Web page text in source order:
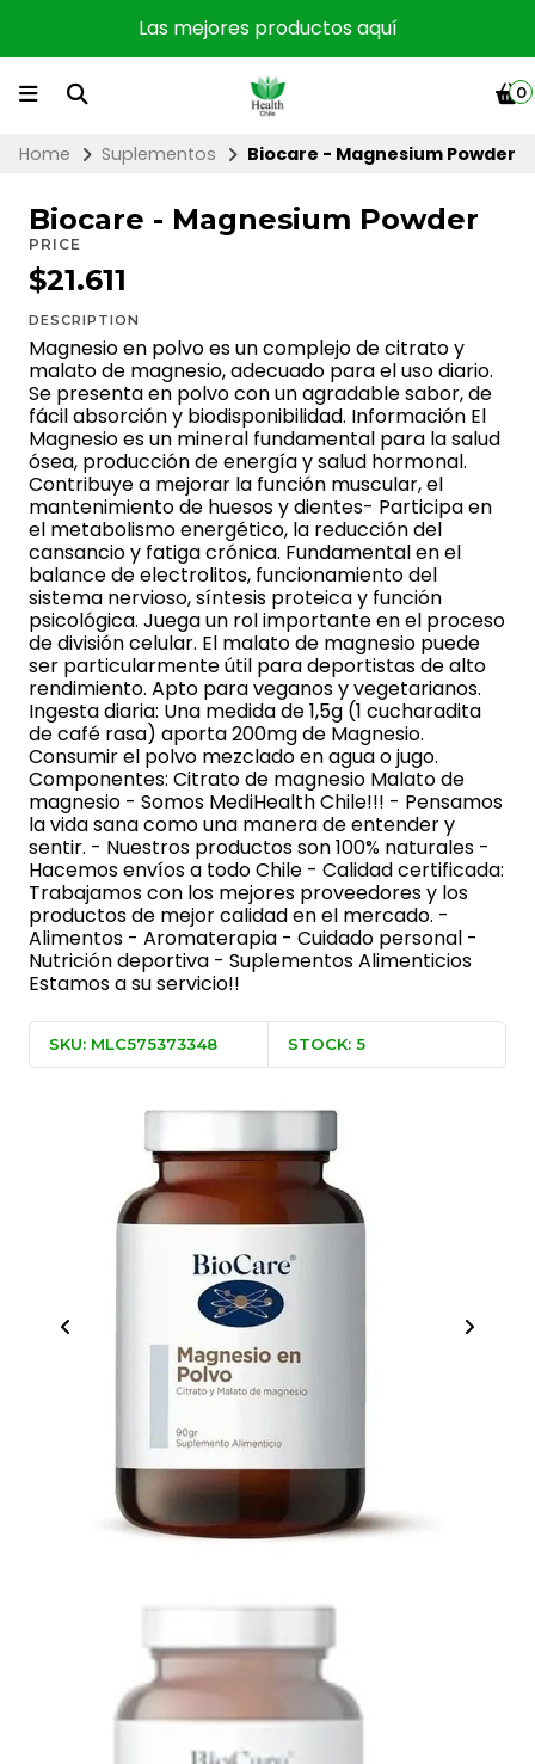
Las mejores productos aquí
0
Home Suplementos Biocare - Magnesium Powder
Biocare - Magnesium Powder
PRICE
$21.611
DESCRIPTION
Magnesio en polvo es un complejo de citrato y
malato de magnesio, adecuado para el uso diario.
Se presenta en polvo con un agradable sabor, de
fácil absorción y biodisponibilidad. Información El
Magnesio es un mineral fundamental para la salud
ósea, producción de energía y salud hormonal.
Contribuye a mejorar la función muscular, el
mantenimiento de huesos y dientes- Participa en
el metabolismo energético, la reducción del
cansancio y fatiga crónica. Fundamental en el
balance de electrolitos, funcionamiento del
sistema nervioso, síntesis proteica y función
psicológica. Juega un rol importante en el proceso
de división celular. El malato de magnesio puede
ser particularmente útil para deportistas de alto
rendimiento. Apto para veganos y vegetarianos.
Ingesta diaria: Una medida de 1,5g (1 cucharadita
de café rasa) aporta 200mg de Magnesio.
Consumir el polvo mezclado en agua o jugo.
Componentes: Citrato de magnesio Malato de
magnesio - Somos MediHealth Chile!!! - Pensamos
la vida sana como una manera de entender y
sentir. - Nuestros productos son 100% naturales -
Hacemos envíos a todo Chile - Calidad certificada:
Trabajamos con los mejores proveedores y los
productos de mejor calidad en el mercado. -
Alimentos - Aromaterapia - Cuidado personal -
Nutrición deportiva - Suplementos Alimenticios
Estamos a su servicio!!
SKU: MLC575373348 STOCK: 5